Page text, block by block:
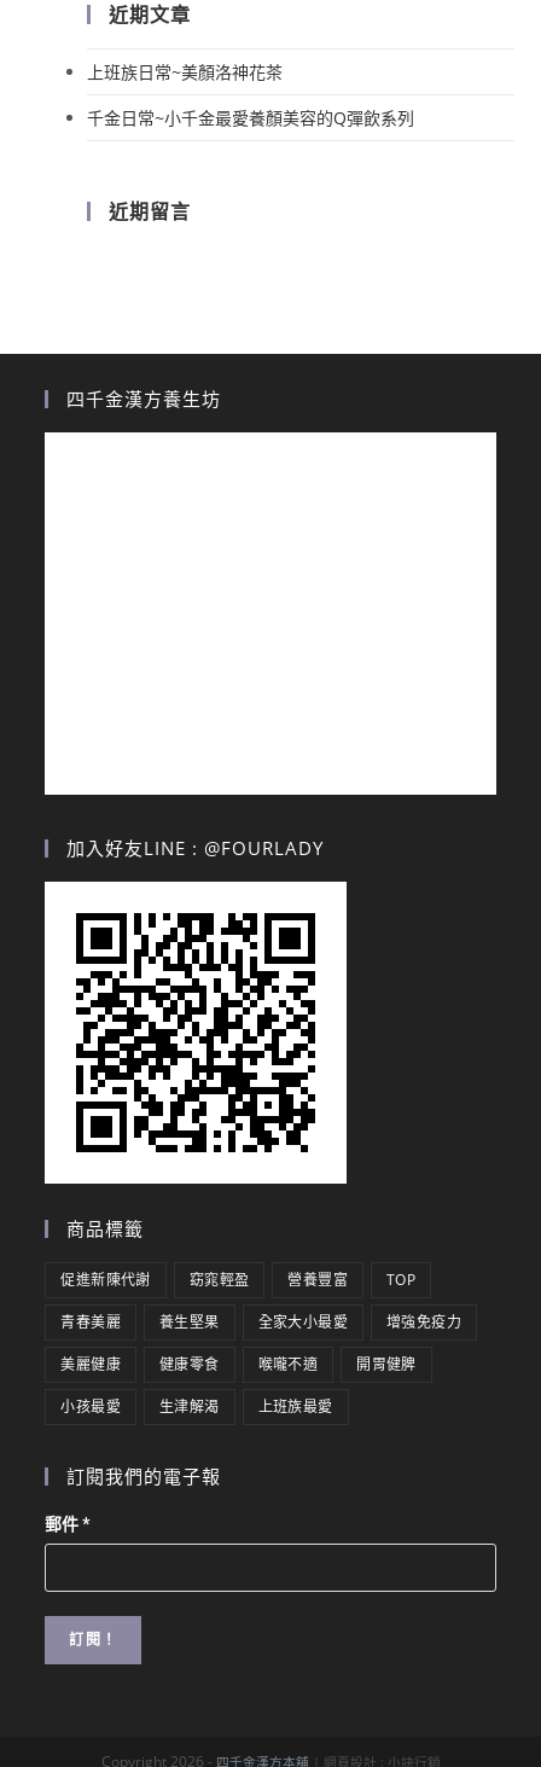
近期文章
上班族日常~美顏洛神花茶
千金日常~小千金最愛養顏美容的Q彈飲系列
近期留言
四千金漢方養生坊
加入好友LINE : @FOURLADY
商品標籤
促進新陳代謝 窈窕輕盈 營養豐富 TOP
青春美麗 養生堅果 全家大小最愛 增強免疫力
美麗健康 健康零食 喉嚨不適 開胃健脾
小孩最愛 生津解渴 上班族最愛
訂閱我們的電子報
郵件*
Copyright 2026 - 四千金漢方本舖 | 網頁設計 : 小訣行銷